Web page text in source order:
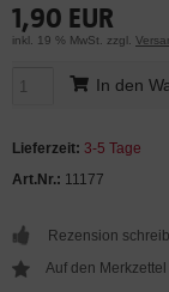
1,90 EUR
inkl. 19 % MwSt. zzgl.
In den
Lieferzeit: 3-5 Tage
Art.Nr.: 11177
Rezension